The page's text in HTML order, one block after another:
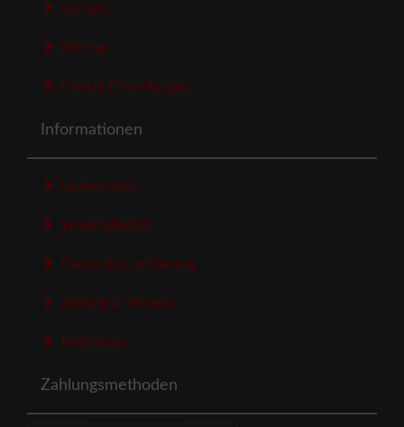
Kontakt
Sitemap
Cookie Einstellungen
Informationen
Unsere AGB
Widerrufsrecht
Datenschutzerklaerung
Zahlung & Versand
Impressum
Zahlungsmethoden